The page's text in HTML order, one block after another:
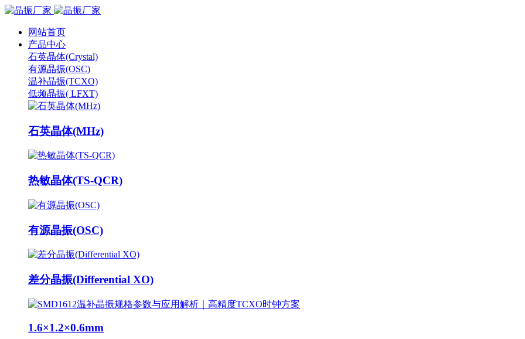
网站首页
产品中心
石英晶体(Crystal)
有源晶振(OSC)
温补晶振(TCXO)
低频晶振( LFXT)
石英晶体(MHz)
热敏晶体(TS-QCR)
有源晶振(OSC)
差分晶振(Differential XO)
1.6×1.2×0.6mm